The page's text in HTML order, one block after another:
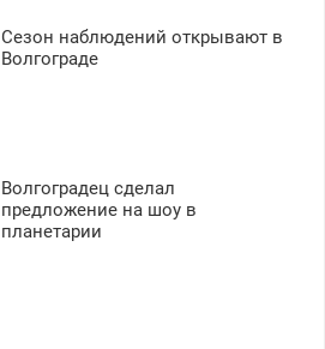
Сезон наблюдений открывают в
Волгограде
Волгоградец сделал
предложение на шоу в
планетарии